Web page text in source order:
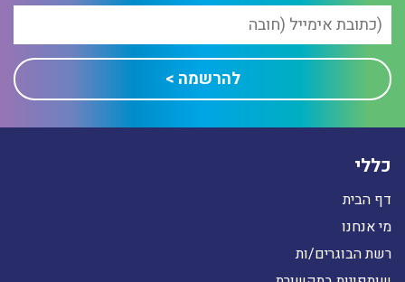
כללי
דף הבית
מי אנחנו
רשת הבוגרים/ות